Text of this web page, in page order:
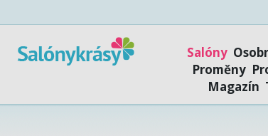
Salóny
Proměny
Magazín